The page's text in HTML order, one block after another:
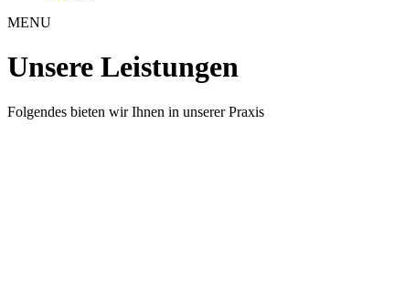
MENU
Unsere Leistungen
Folgendes bieten wir Ihnen in unserer Praxis